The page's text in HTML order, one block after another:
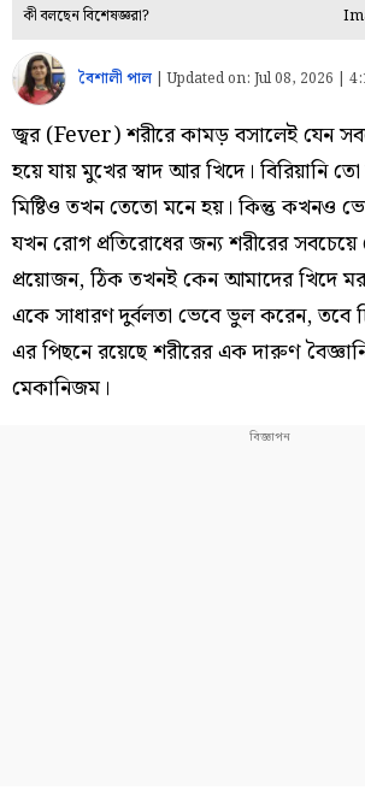
কী বলছেন বিশেষজ্ঞরা?
বৈশালী পাল |Updated on: Jul 08, 2026 |
জ্বর (Fever) শরীরে কামড় বসালেই যেন
হয়ে যায় মুখের স্বাদ আর খিদে। বিরিয়ানি
মিষ্টিও তখন তেতো মনে হয়। কিন্তু কখনও
যখন রোগ প্রতিরোধের জন্য শরীরের সবচেয়ে
প্রয়োজন, ঠিক তখনই কেন আমাদের খিদে
একে সাধারণ দুর্বলতা ভেবে ভুল করেন, তবে
এর পিছনে রয়েছে শরীরের এক দারুণ
মেকানিজম।